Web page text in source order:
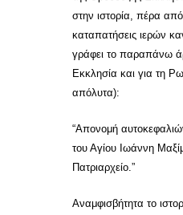
στην ιστορία, πέρα
καταπατήσεις ιερών
γράφει το παραπάνω
Εκκλησία και για τη
απόλυτα):
“Απονομή
του Αγίου Ιωάννη
Πατριαρχείο.”
Αναμφισβήτητα το